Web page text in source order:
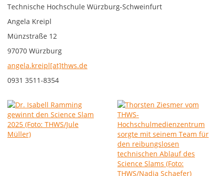
Technische Hochschule Würzburg-Schweinfurt
Angela Kreipl
Münzstraße 12
97070 Würzburg
angela.kreipl[at]thws.de
0931 3511-8354